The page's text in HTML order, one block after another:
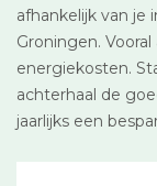
afhankelijk van je
Groningen.
energiekosten.
achterhaal de
jaarlijks een